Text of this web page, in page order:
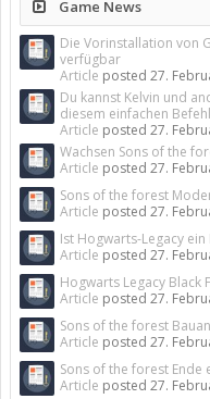
Game News
Die Vorinstallation von
verfügbar
Article posted 27.
Du kannst Kelvin und
diesem einfachen
Article posted 27.
Wachsen Sons of the
Article posted 27.
Sons of the forest
Article posted 27.
Ist Hogwarts-Legacy
Article posted 27.
Hogwarts Legacy
Article posted 27.
Sons of the forest
Article posted 27.
Sons of the forest Ende
Article posted 27.